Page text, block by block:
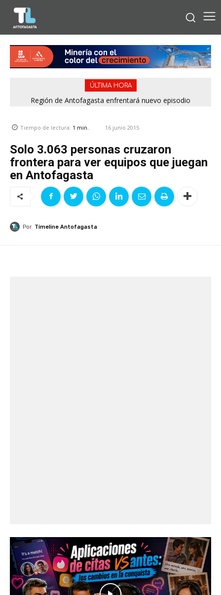
ÚLTIMA HORA
Región de Antofagasta enfrentará nuevo episodio
Tiempo de lectura: 1 min. 16 junio 2015
Solo 3.063 personas cruzaron
frontera para ver equipos que juegan
en Antofagasta
Por Timeline Antofagasta